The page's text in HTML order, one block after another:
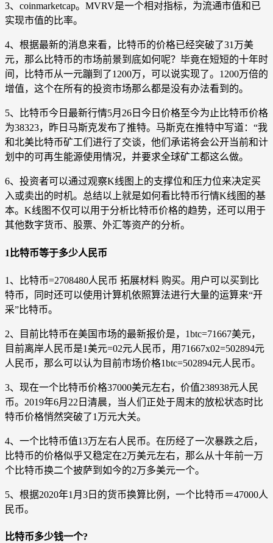
3、coinmarketcap。MVRV是一个相对指标，为流通市值和已
实现市值的比率。
4、根据最新的消息来看，比特币的价格已经突破了31万美
元，那么比特币的市场前景到底如何呢？毕竟在短短的十年时
间，比特币从一元蹦到了1200万，可以说实现了。1200万倍的
增值，这个在所有的投资市场那么都是没有办法看到的。
5、比特币今日最新行情5月26日今日价格至今为止比特币价格
为38323，昨日马斯克发布了推特。马斯克在推特中写道：“我
和北美比特币矿工们进行了交谈，他们承诺将会公开当前和计
划中的可再生能源使用情况，并要求全球矿工都这么做。
6、投资者可以通过观察K线图上的支撑位和压力位来决定买
入或卖出的时机。总结以上就是如何看比特币行情K线图的基
本。K线图不仅可以用于分析比特币价格的趋势，还可以用于
其他数字货币、股票、外汇等资产的分析。
1比特币等于多少人民币
1、比特币=2708480人民币 拓展材料 购买。用户可以买到比
特币，同时还可以使用计算机依照算法进行大量的运算来“开
采”比特币。
2、目前比特币在美国市场的最新报价是，1btc=71667美元，
目前离岸人民币是1美元=02元人民币，用71667x02=502894元
人民币，那么可以认为目前市场价格1btc=502894元人民币。
3、现在一个比特币价格37000美元左右，价值238938元人民
币。2019年6月22日清晨，当人们正处于周末的放松状态时比
特币价格悄然突破了1万元大关。
4、一个比特币值13万左右人民币。在历经了一次暴跌之后，
比特币的价格似乎又稳定在2万美元左右，那么从十年前一万
个比特币换二个披萨到如今的2万多美元一个。
5、根据2020年1月3日的货币换算比例，一个比特币＝47000人
民币。
比特币多少钱一个?